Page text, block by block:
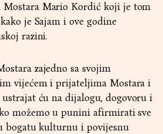
Mostara Mario Kordić koji je tom
je Sajam i ove godine
razini.
zajedno sa svojim
vijećem i prijateljima Mostara i
ću na dijalogu, dogovoru i
možemo u punini afirmirati sve
bogatu kulturnu i povijesnu